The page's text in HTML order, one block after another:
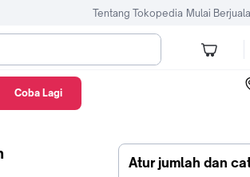
Tentang Tokopedia Mulai
Atur jumlah dan
Coba Lagi